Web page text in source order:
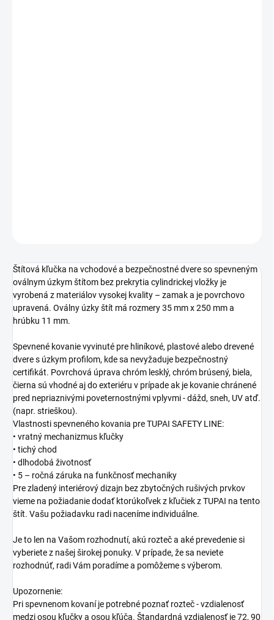
Štítová kľučka na vchodové a bezpečnostné dvere so spevneným
oválnym úzkym štítom bez prekrytia cylindrickej vložky je
vyrobená z materiálov vysokej kvality – zamak a je povrchovo
upravená. Oválny úzky štít má rozmery 35 mm x 250 mm a
hrúbku 11 mm.
Spevnené kovanie vyvinuté pre hliníkové, plastové alebo drevené
dvere s úzkym profilom, kde sa nevyžaduje bezpečnostný
certifikát. Povrchová úprava chróm lesklý, chróm brúsený, biela,
čierna sú vhodné aj do exteriéru v prípade ak je kovanie chránené
pred nepriaznivými poveternostnými vplyvmi - dážd, sneh, UV atď.
(napr. strieškou).
Vlastnosti spevneného kovania pre TUPAI SAFETY LINE:
• vratný mechanizmus kľučky
• tichý chod
• dlhodobá životnosť
• 5 – ročná záruka na funkčnosť mechaniky
Pre zladený interiérový dizajn bez zbytočných rušivých prvkov
vieme na požiadanie dodať ktorúkoľvek z kľučiek z TUPAI na tento
štít. Vašu požiadavku radi naceníme individuálne.
Je to len na Vašom rozhodnutí, akú rozteč a aké prevedenie si
vyberiete z našej širokej ponuky. V prípade, že sa neviete
rozhodnúť, radi Vám poradíme a pomôžeme s výberom.
Upozornenie:
Pri spevnenom kovaní je potrebné poznať rozteč - vzdialenosť
medzi osou kľučky a osou kľúča. Štandardná vzdialenosť je 72, 90